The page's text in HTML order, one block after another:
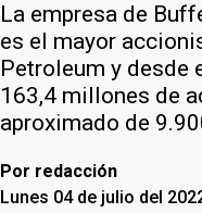
La empresa de
es el mayor
Petroleum y desde
163,4 millones de
aproximado de
Por redacción
Lunes 04 de julio del